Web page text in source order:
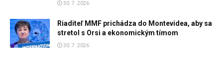
30. 7. 2026
Riaditeľ MMF prichádza do Montevidea, aby sa
stretol s Orsi a ekonomickým tímom
30. 7. 2026